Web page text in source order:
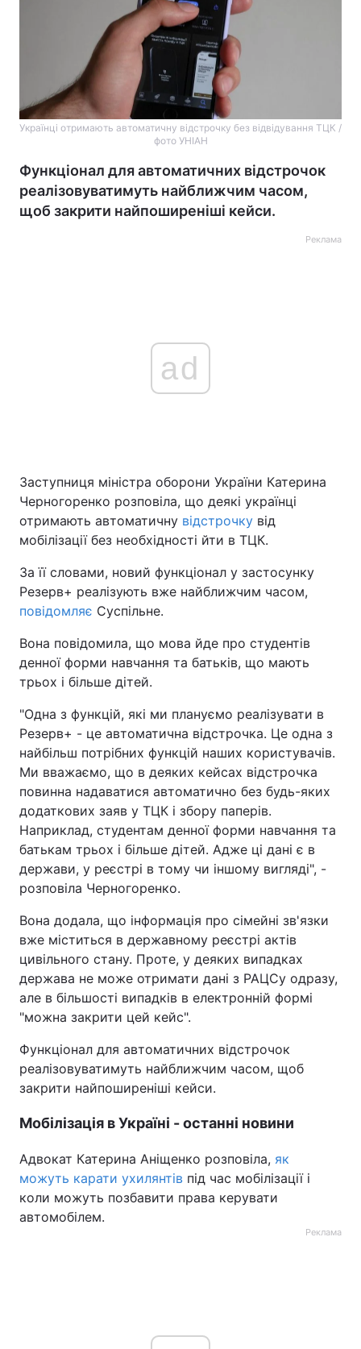
Українці отримають автоматичну відстрочку без відвідування ТЦК /
фото УНІАН
Функціонал для автоматичних відстрочок
реалізовуватимуть найближчим часом,
щоб закрити найпоширеніші кейси.
Реклама
ad
Заступниця міністра оборони України Катерина
Черногоренко розповіла, що деякі українці
отримають автоматичну відстрочку від
мобілізації без необхідності йти в ТЦК.
За її словами, новий функціонал у застосунку
Резерв+ реалізують вже найближчим часом,
повідомляє Суспільне.
Вона повідомила, що мова йде про студентів
денної форми навчання та батьків, що мають
трьох і більше дітей.
"Одна з функцій, які ми плануємо реалізувати в
Резерв+ - це автоматична відстрочка. Це одна з
найбільш потрібних функцій наших користувачів.
Ми вважаємо, що в деяких кейсах відстрочка
повинна надаватися автоматично без будь-яких
додаткових заяв у ТЦК і збору паперів.
Наприклад, студентам денної форми навчання та
батькам трьох і більше дітей. Адже ці дані є в
держави, у реєстрі в тому чи іншому вигляді", -
розповіла Черногоренко.
Вона додала, що інформація про сімейні зв'язки
вже міститься в державному реєстрі актів
цивільного стану. Проте, у деяких випадках
держава не може отримати дані з РАЦСу одразу,
але в більшості випадків в електронній формі
"можна закрити цей кейс".
Функціонал для автоматичних відстрочок
реалізовуватимуть найближчим часом, щоб
закрити найпоширеніші кейси.
Мобілізація в Україні - останні новини
Адвокат Катерина Аніщенко розповіла, як
можуть карати ухилянтів під час мобілізації і
коли можуть позбавити права керувати
автомобілем.
Реклама